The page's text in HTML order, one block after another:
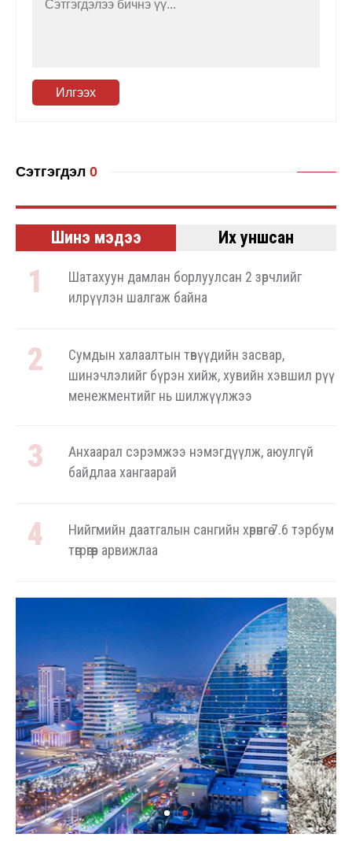
Илгээх
Сэтгэгдэл 0
Шинэ мэдээ Их уншсан
Шатахуун дамлан борлуулсан 2 зөрчлийг
илрүүлэн шалгаж байна
Сумдын халаалтын төвүүдийн засвар,
шинэчлэлийг бүрэн хийж, хувийн хэвшил рүү
менежментийг нь шилжүүлжээ
Анхаарал сэрэмжээ нэмэгдүүлж, аюулгүй
байдлаа хангаарай
Нийгмийн даатгалын сангийн хөрөнгө 7.6 тэрбум
төгрөгөөр арвижлаа
Аялал жуулчлалын компанийн автомашиныг
ШТС-ууд хязгаарлалтгүй шатахуун олгох
боломжоор хангана
“Нүүрс пиролизийн үйлдвэр”-ийг төр, хувийн
хэвшлийн түншлэлээр хэрэгжүүлэх
тогтоолын төслийг дэмжлээ
Мал угаалгын ажил үргэлжилж байна